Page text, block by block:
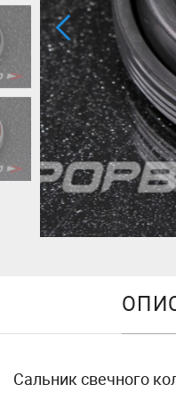
Сальник свечного